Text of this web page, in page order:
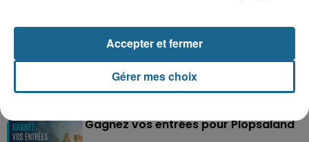
Gagnez vos entrées pour le parc
Bagatelle
Gagnez vos entrées pour Plopsaland
Gérer mes choix
Accepter et fermer